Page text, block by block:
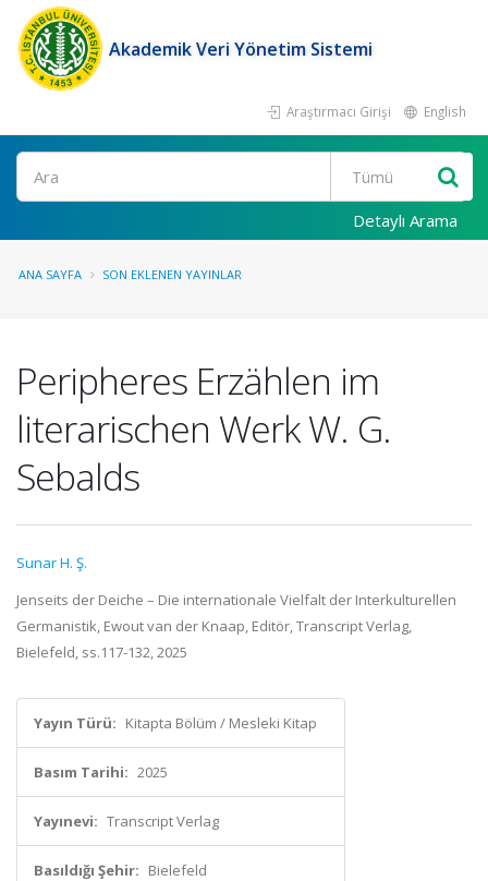
Akademik Veri Yönetim Sistemi
Araştırmacı Girişi English
Ara
Detaylı Arama
ANA SAYFA SON EKLENEN YAYINLAR
Peripheres Erzählen im
literarischen Werk W. G.
Sebalds
Sunar H. Ş.
Jenseits der Deiche – Die internationale Vielfalt der Interkulturellen
Germanistik, Ewout van der Knaap, Editör, Transcript Verlag,
Bielefeld, ss.117-132, 2025
Yayın Türü: Kitapta Bölüm / Mesleki Kitap
Basım Tarihi: 2025
Yayınevi: Transcript Verlag
Basıldığı Şehir: Bielefeld